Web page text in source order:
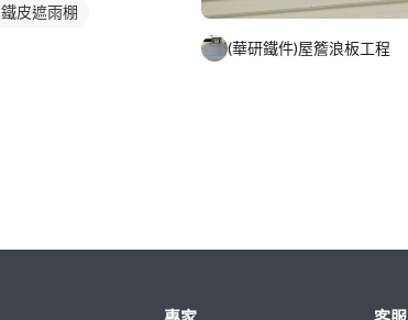
鐵皮遮雨棚
(華研鐵件)屋簷浪板工程